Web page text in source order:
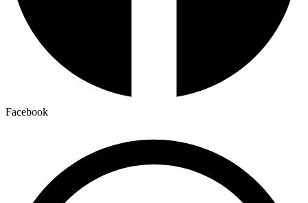
Facebook